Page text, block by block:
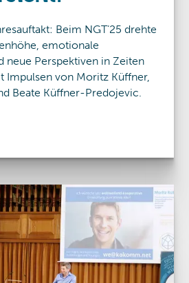
Beim NGT’25 drehte
emotionale
neue Perspektiven in Zeiten
Impulsen von Moritz Küffner,
Beate Küffner-Predojevic.